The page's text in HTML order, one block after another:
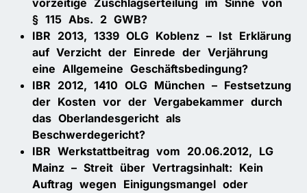
vorzeitige Zuschlagserteilung im Sinne von
§ 115 Abs. 2 GWB?
IBR 2013, 1339 OLG Koblenz – Ist Erklärung
auf Verzicht der Einrede der Verjährung
eine Allgemeine Geschäftsbedingung?
IBR 2012, 1410 OLG München – Festsetzung
der Kosten vor der Vergabekammer durch
das Oberlandesgericht als
Beschwerdegericht?
IBR Werkstattbeitrag vom 20.06.2012, LG
Mainz – Streit über Vertragsinhalt: Kein
Auftrag wegen Einigungsmangel oder